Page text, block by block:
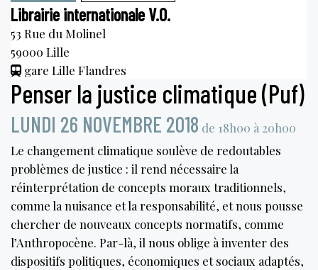
Librairie internationale V.O.
53 Rue du Molinel
59000 Lille
gare Lille Flandres
Penser la justice climatique (Puf)
LUNDI 26 NOVEMBRE 2018 de 18h00 à 20h00
Le changement climatique soulève de redoutables
problèmes de justice : il rend nécessaire la
réinterprétation de concepts moraux traditionnels,
comme la nuisance et la responsabilité, et nous pousse
chercher de nouveaux concepts normatifs, comme
l’Anthropocène. Par-là, il nous oblige à inventer des
dispositifs politiques, économiques et sociaux adaptés,